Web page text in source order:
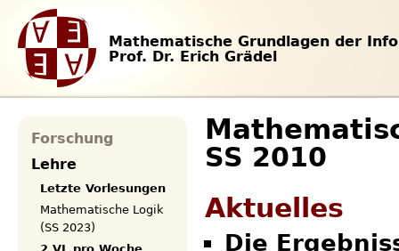
Mathematische Grundlagen der
Prof. Dr. Erich Grädel
SS 2010
Aktuelles
Die
Forschung
Lehre
Letzte Vorlesungen
Mathematische Logik
(SS 2023)